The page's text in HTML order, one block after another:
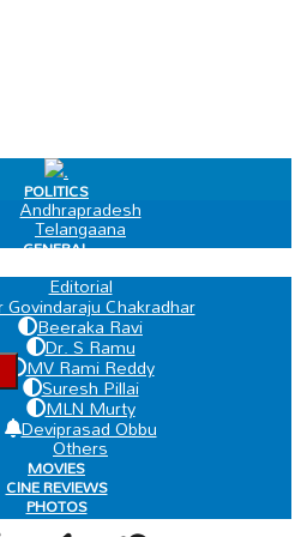
.
POLITICS
Andhrapradesh
Telangaana
GENERAL
Editorial
Govindaraju Chakradhar
Beeraka Ravi
Dr. S Ramu
MV Rami Reddy
Suresh Pillai
MLN Murty
Deviprasad Obbu
Others
MOVIES
CINE REVIEWS
PHOTOS
VIDEOS